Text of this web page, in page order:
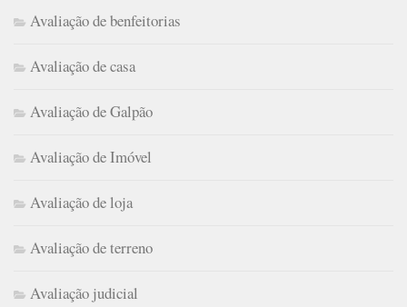
Avaliação de benfeitorias
Avaliação de casa
Avaliação de Galpão
Avaliação de Imóvel
Avaliação de loja
Avaliação de terreno
Avaliação judicial